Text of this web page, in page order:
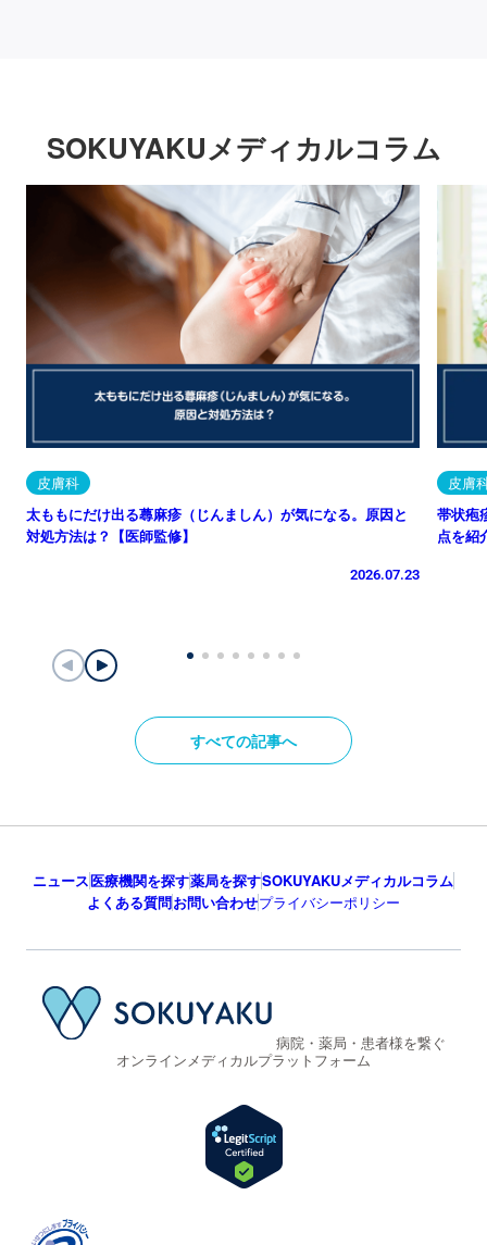
SOKUYAKUメディカルコラム
皮膚科
太ももにだけ出る蕁麻疹（じんましん）が気になる。原因と
対処方法は？【医師監修】
2026.07.23
皮膚
帯状疱
点を紹
すべての記事へ
ニュース医療機関を探す薬局を探すSOKUYAKUメディカルコラム
よくある質問お問い合わせプライバシーポリシー
病院・薬局・患者様を繋ぐ
オンラインメディカルプラットフォーム